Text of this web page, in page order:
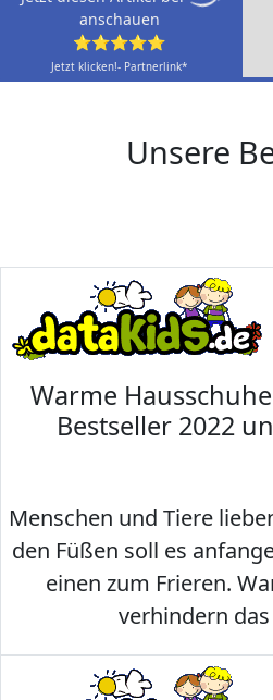
anschauen
⭐⭐⭐⭐⭐
Jetzt klicken!- Partnerlink*
Unsere
Warme
Bestseller 2022
Menschen und Tiere
den Füßen soll es
einen zum Frieren.
verhindern